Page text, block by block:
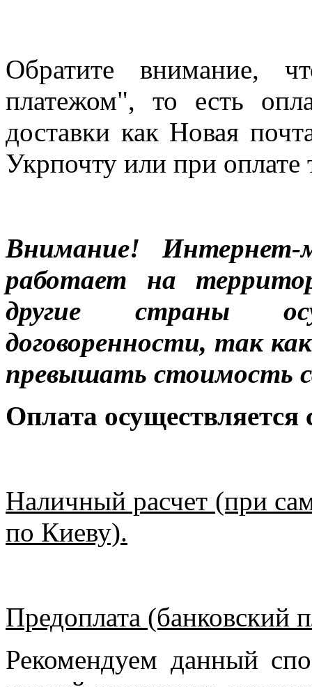
Обратите внимание,
платежом", то есть
доставки как Новая
Укрпочту или при оплате
Внимание! Интернет-
работает на
другие страны
договоренности, так
превышать стоимость
Оплата
Наличный расчет (при
по Киеву).
Предоплата (банковский
Рекомендуем данный